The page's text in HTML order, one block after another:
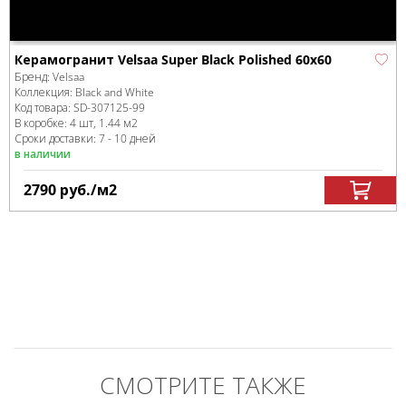
Керамогранит Velsaa Super Black Polished 60x60
Бренд: Velsaa
Коллекция: Black and White
Код товара: SD-307125-99
В коробке: 4 шт, 1.44 м2
Сроки доставки: 7 - 10 дней
в наличии
2790 руб./м2
СМОТРИТЕ ТАКЖЕ